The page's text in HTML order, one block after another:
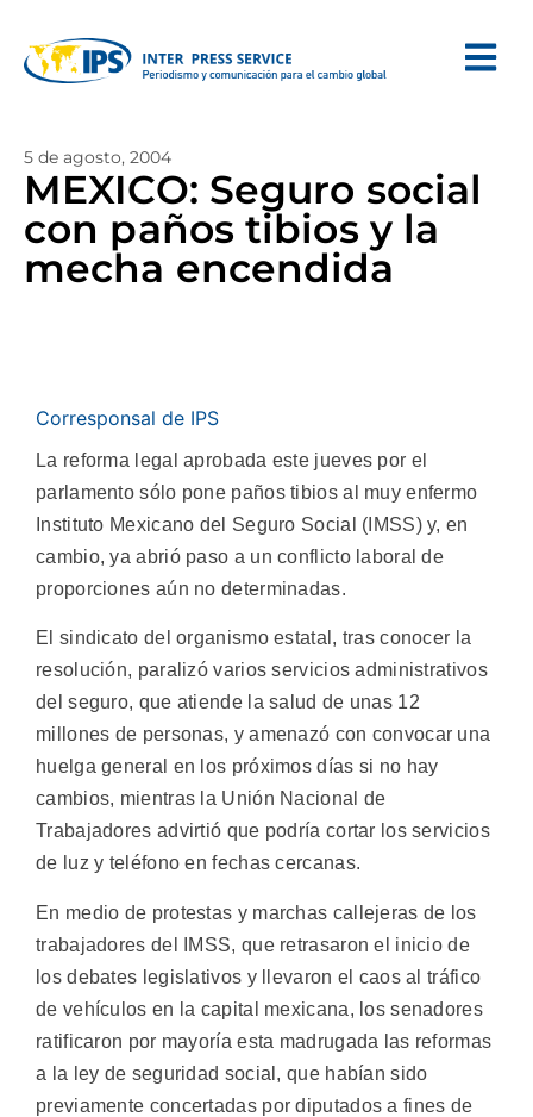
5 de agosto, 2004
MEXICO: Seguro social
con paños tibios y la
mecha encendida
Corresponsal de IPS
La reforma legal aprobada este jueves por el
parlamento sólo pone paños tibios al muy enfermo
Instituto Mexicano del Seguro Social (IMSS) y, en
cambio, ya abrió paso a un conflicto laboral de
proporciones aún no determinadas.
El sindicato del organismo estatal, tras conocer la
resolución, paralizó varios servicios administrativos
del seguro, que atiende la salud de unas 12
millones de personas, y amenazó con convocar una
huelga general en los próximos días si no hay
cambios, mientras la Unión Nacional de
Trabajadores advirtió que podría cortar los servicios
de luz y teléfono en fechas cercanas.
En medio de protestas y marchas callejeras de los
trabajadores del IMSS, que retrasaron el inicio de
los debates legislativos y llevaron el caos al tráfico
de vehículos en la capital mexicana, los senadores
ratificaron por mayoría esta madrugada las reformas
a la ley de seguridad social, que habían sido
previamente concertadas por diputados a fines de